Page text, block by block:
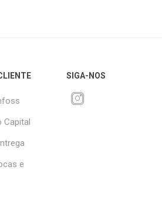
Capital
e
SIGA-NOS